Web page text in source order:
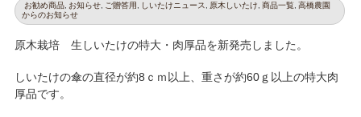
お勧め商品, お知らせ, ご贈答用, しいたけニュース, 原木しいたけ, 商品一覧, 高橋農園
からのお知らせ
原木栽培 生しいたけの特大・肉厚品を新発売しました。
しいたけの傘の直径が約8ｃｍ以上、重さが約60ｇ以上の特大肉
厚品です。